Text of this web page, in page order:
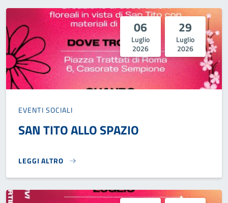
06
Luglio
2026
29
Luglio
2026
EVENTI SOCIALI
SAN TITO ALLO SPAZIO
LEGGI ALTRO
SAN TITO ALLO SPAZIO}